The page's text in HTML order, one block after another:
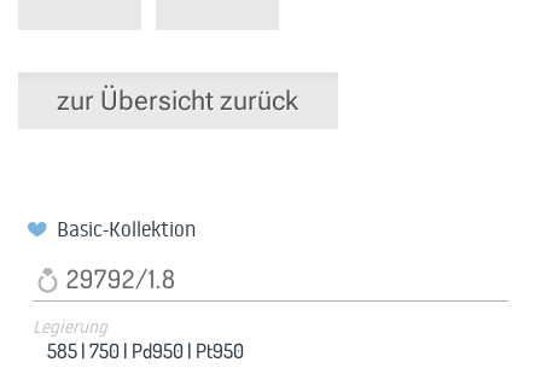
zur Übersicht zurück
Basic-Kollektion
29792/1.8
Legierung
585 |750 | Pd950 | Pt950